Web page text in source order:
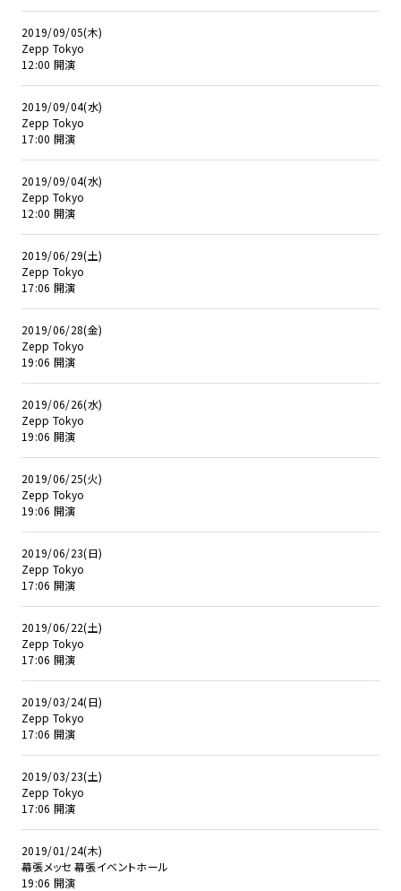
2019/09/05(木)
Zepp Tokyo
12:00 開演
2019/09/04(水)
Zepp Tokyo
17:00 開演
2019/09/04(水)
Zepp Tokyo
12:00 開演
2019/06/29(土)
Zepp Tokyo
17:06 開演
2019/06/28(金)
Zepp Tokyo
19:06 開演
2019/06/26(水)
Zepp Tokyo
19:06 開演
2019/06/25(火)
Zepp Tokyo
19:06 開演
2019/06/23(日)
Zepp Tokyo
17:06 開演
2019/06/22(土)
Zepp Tokyo
17:06 開演
2019/03/24(日)
Zepp Tokyo
17:06 開演
2019/03/23(土)
Zepp Tokyo
17:06 開演
2019/01/24(木)
幕張メッセ 幕張イベントホール
19:06 開演